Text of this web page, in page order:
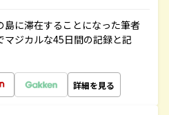
に滞在することになった筆者
ジカルな45日間の記録と記
詳細を見る